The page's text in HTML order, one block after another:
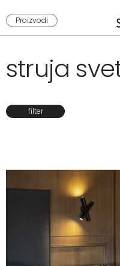
Proizvodi
struja
filter